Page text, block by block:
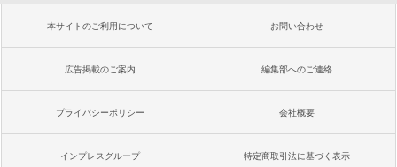
本サイトのご利用について お問い合わせ
広告掲載のご案内 編集部へのご連絡
プライバシーポリシー 会社概要
インプレスグループ 特定商取引法に基づく表示